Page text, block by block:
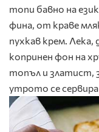
топи бавно на
фина, от краве
пухкав крем.
копринен фон на
топъл и златист,
утрото се